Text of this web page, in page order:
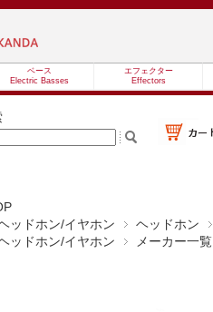
ベース
Electric Basses
エフェクター
Effectors
ッドホン/イヤホン
ヘッドホン
ッドホン/イヤホン
メーカー一覧